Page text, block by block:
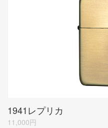
1941レプリカ
11,000円